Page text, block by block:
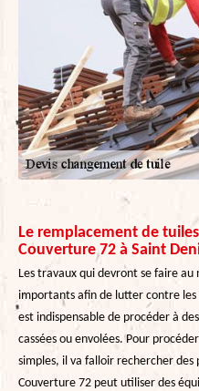
Le remplacement de
Couverture 72 à Saint
Les travaux qui devront se faire
importants afin de lutter contre
est indispensable de procéder à
cassées ou envolées. Pour
simples, il va falloir rechercher des
Couverture 72 peut utiliser des